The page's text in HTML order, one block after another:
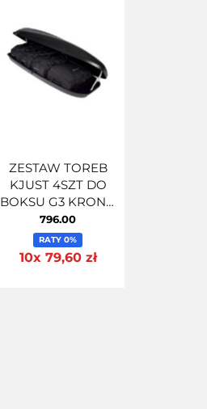
ZESTAW TOREB
KJUST 4SZT DO
BOKSU G3 KRONO
480
796.00
RATY 0%
10x 79,60 zł